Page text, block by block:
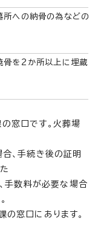
所への納骨の為などの
骨を2か所以上に埋蔵（
窓口です。火葬場
合、手続き後の証明
手数料が必要な場合
窓口にあります。